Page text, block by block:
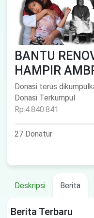
BANTU
HAMPIR
Donasi terus
Donasi Terkumpul
Rp.4.840.841
27 Donatur
Deskripsi Berita
Berita Terbaru